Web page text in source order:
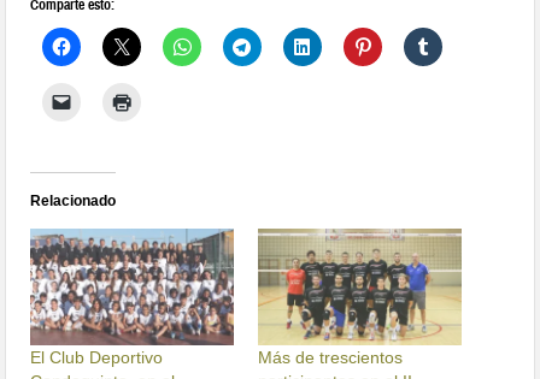
Comparte esto:
Relacionado
El Club Deportivo
Más de trescientos